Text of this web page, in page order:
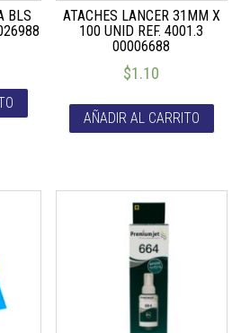
BLS
ATACHES LANCER 31MM X
100 UNID REF. 4001.3
00006688
$1.10
AÑADIR AL CARRITO